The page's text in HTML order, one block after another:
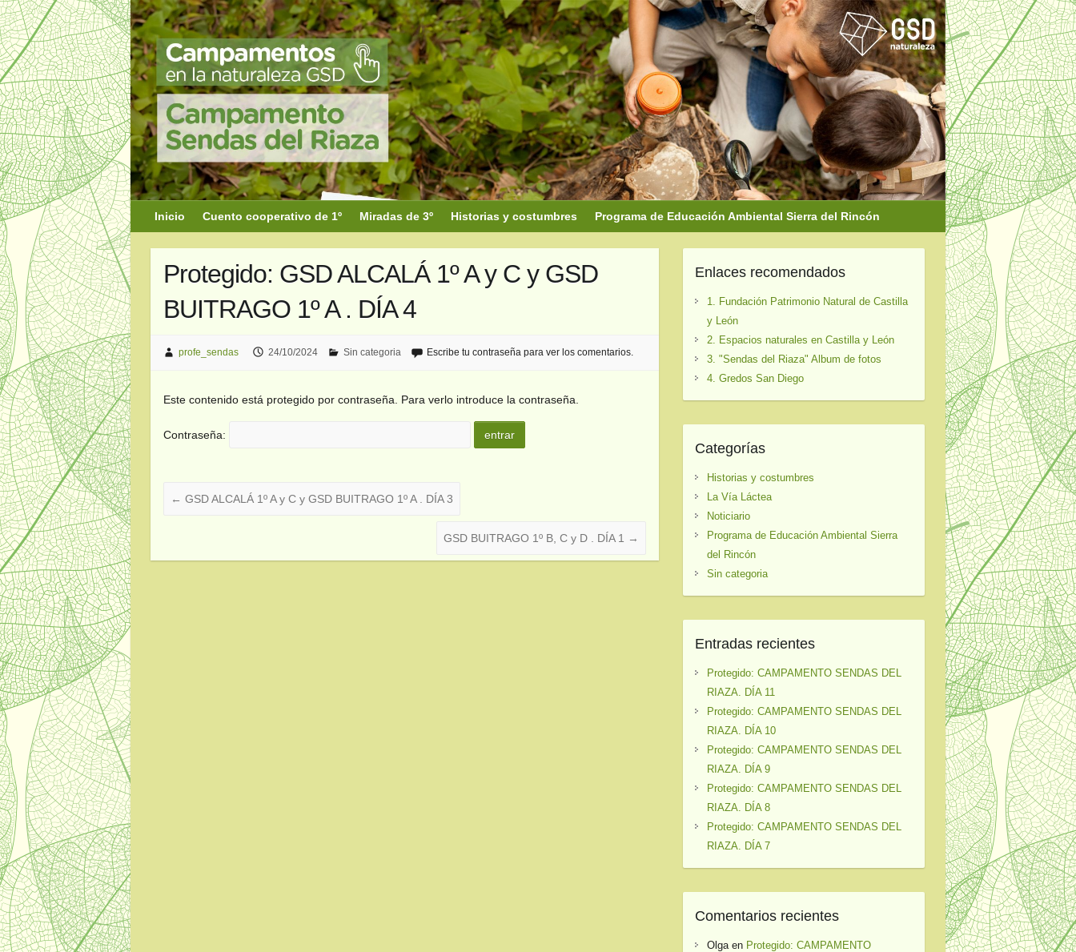
Saltar
al
contenido
Inicio Cuento cooperativo de 1º Miradas de 3º Historias y costumbres Programa de Educación Ambiental Sierra del Rincón
Protegido: GSD ALCALÁ 1º A y C y GSD
BUITRAGO 1º A . DÍA 4
profe_sendas 24/10/2024 Sin categoria Escribe tu contraseña para ver los comentarios.
Este contenido está protegido por contraseña. Para verlo introduce la contraseña.
Contraseña:
← GSD ALCALÁ 1º A y C y GSD BUITRAGO 1º A . DÍA 3
GSD BUITRAGO 1º B, C y D . DÍA 1 →
Enlaces recomendados
1. Fundación Patrimonio Natural de Castilla
y León
2. Espacios naturales en Castilla y León
3. "Sendas del Riaza" Album de fotos
4. Gredos San Diego
Categorías
Historias y costumbres
La Vía Láctea
Noticiario
Programa de Educación Ambiental Sierra
del Rincón
Sin categoria
Entradas recientes
Protegido: CAMPAMENTO SENDAS DEL
RIAZA. DÍA 11
Protegido: CAMPAMENTO SENDAS DEL
RIAZA. DÍA 10
Protegido: CAMPAMENTO SENDAS DEL
RIAZA. DÍA 9
Protegido: CAMPAMENTO SENDAS DEL
RIAZA. DÍA 8
Protegido: CAMPAMENTO SENDAS DEL
RIAZA. DÍA 7
Comentarios recientes
Olgaen Protegido: CAMPAMENTO